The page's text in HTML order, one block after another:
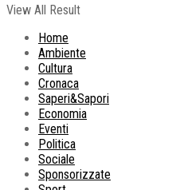
View All Result
Home
Ambiente
Cultura
Cronaca
Saperi&Sapori
Economia
Eventi
Politica
Sociale
Sponsorizzate